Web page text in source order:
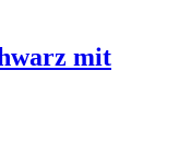
mit